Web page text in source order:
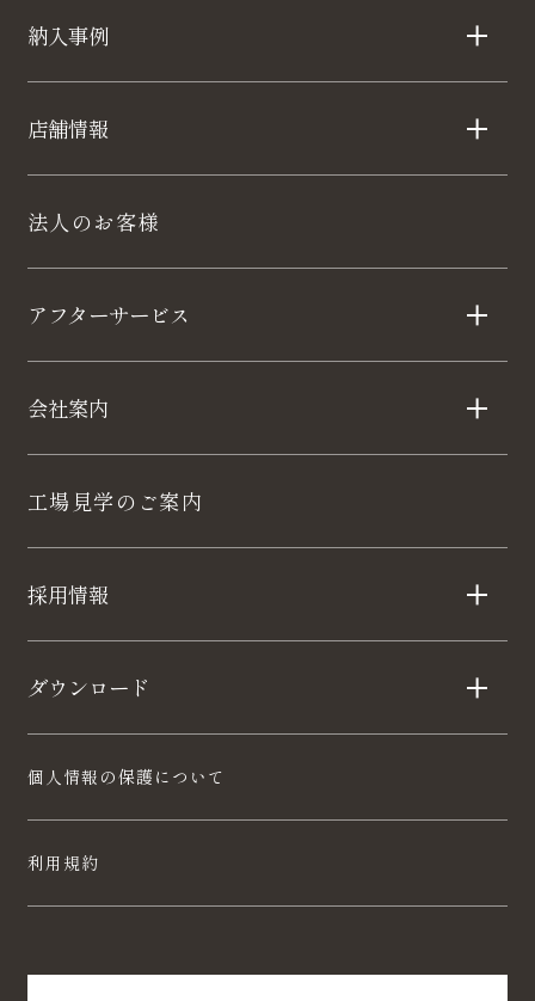
納入事例
店舗情報
法人のお客様
アフターサービス
会社案内
工場見学のご案内
採用情報
ダウンロード
個人情報の保護について
利用規約